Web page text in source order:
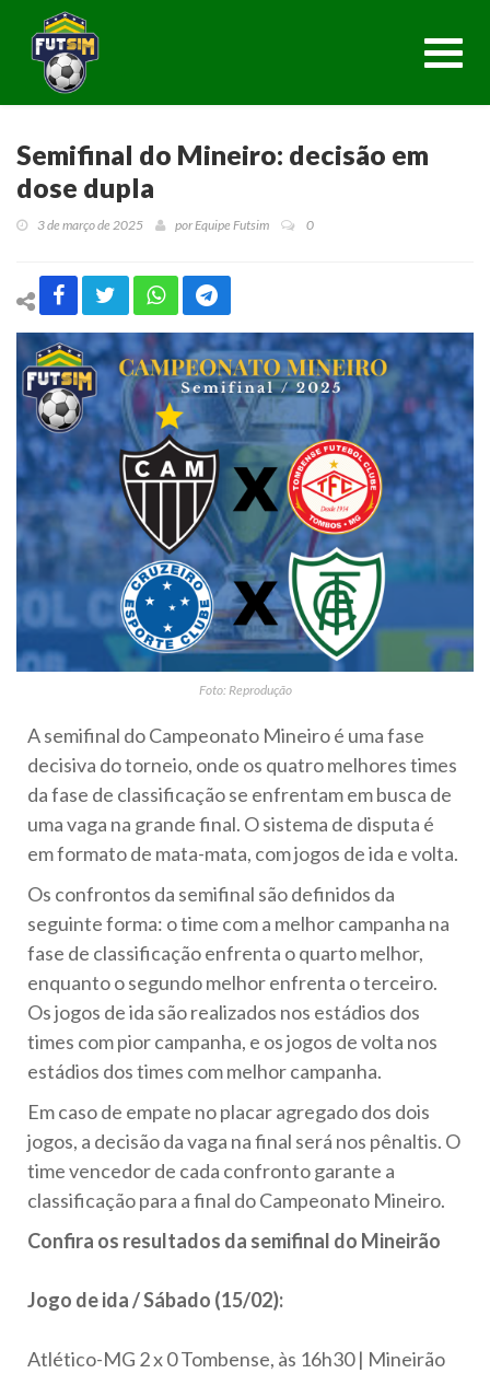
Semifinal do Mineiro: decisão em
dose dupla
3 de março de 2025 por Equipe Futsim 0
Foto: Reprodução
A semifinal do Campeonato Mineiro é uma fase
decisiva do torneio, onde os quatro melhores times
da fase de classificação se enfrentam em busca de
uma vaga na grande final. O sistema de disputa é
em formato de mata-mata, com jogos de ida e volta.
Os confrontos da semifinal são definidos da
seguinte forma: o time com a melhor campanha na
fase de classificação enfrenta o quarto melhor,
enquanto o segundo melhor enfrenta o terceiro.
Os jogos de ida são realizados nos estádios dos
times com pior campanha, e os jogos de volta nos
estádios dos times com melhor campanha.
Em caso de empate no placar agregado dos dois
jogos, a decisão da vaga na final será nos pênaltis. O
time vencedor de cada confronto garante a
classificação para a final do Campeonato Mineiro.
Confira os resultados da semifinal do Mineirão
Jogo de ida / Sábado (15/02):
Atlético-MG 2 x 0 Tombense, às 16h30 | Mineirão